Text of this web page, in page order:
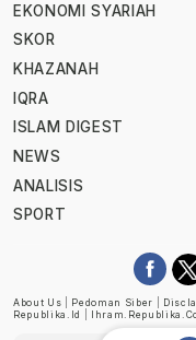
EKONOMI SYARIAH
SKOR
KHAZANAH
IQRA
ISLAM DIGEST
NEWS
ANALISIS
SPORT
About Us Pedoman Siber
Republika.id